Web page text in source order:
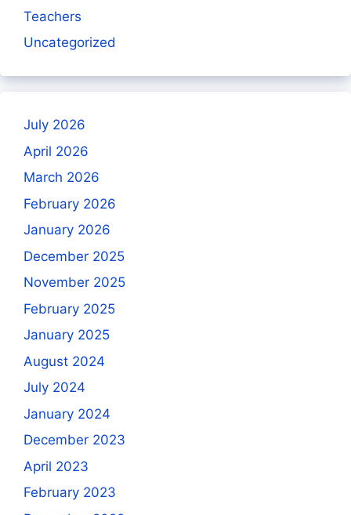
Teachers
Uncategorized
July 2026
April 2026
March 2026
February 2026
January 2026
December 2025
November 2025
February 2025
January 2025
August 2024
July 2024
January 2024
December 2023
April 2023
February 2023